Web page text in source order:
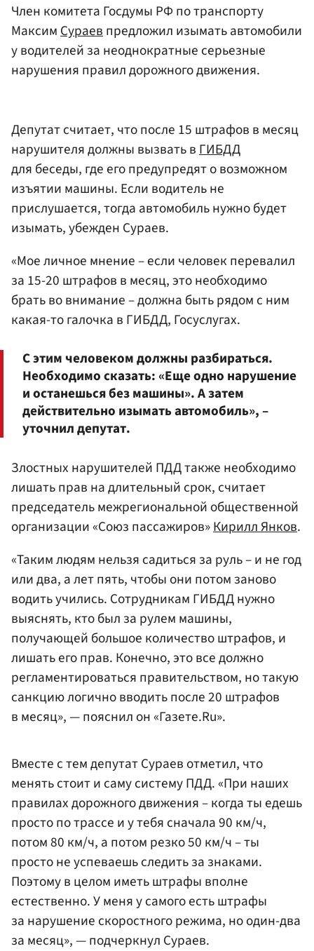
Член комитета Госдумы РФ по транспорту
МаксимСураевпредложил изымать автомобили
у водителей за неоднократные серьезные
нарушения правил дорожного движения.
Депутат считает, что после 15 штрафов в месяц
нарушителя должны вызвать вГИБДД
для беседы, где его предупредят о возможном
изъятии машины. Если водитель не
прислушается, тогда автомобиль нужно будет
изымать, убежден Сураев.
«Мое личное мнение – если человек перевалил
за 15-20 штрафов в месяц, это необходимо
брать во внимание – должна быть рядом с ним
какая-то галочка в ГИБДД, Госуслугах.
С этим человеком должны разбираться.
Необходимо сказать: «Еще одно нарушение
и останешься без машины». А затем
действительно изымать автомобиль», –
уточнил депутат.
Злостных нарушителей ПДД также необходимо
лишать прав на длительный срок, считает
председатель межрегиональной общественной
организации «Союз пассажиров»Кирилл Янков.
«Таким людям нельзя садиться за руль – и не год
или два, а лет пять, чтобы они потом заново
водить учились. Сотрудникам ГИБДД нужно
выяснять, кто был за рулем машины,
получающей большое количество штрафов, и
лишать его прав. Конечно, это все должно
регламентироваться правительством, но такую
санкцию логично вводить после 20 штрафов
в месяц», — пояснил он «Газете.Ru».
Вместе с тем депутат Сураев отметил, что
менять стоит и саму систему ПДД. «При наших
правилах дорожного движения – когда ты едешь
просто по трассе и у тебя сначала 90 км/ч,
потом 80 км/ч, а потом резко 50 км/ч – ты
просто не успеваешь следить за знаками.
Поэтому в целом иметь штрафы вполне
естественно. У меня у самого есть штрафы
за нарушение скоростного режима, но один-два
за месяц», — подчеркнул Сураев.